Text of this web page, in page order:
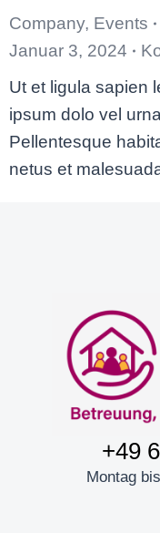
Company, Events
Januar 3, 2024
Ut et ligula sapien
ipsum dolo vel
Pellentesque
netus et
+49
Montag